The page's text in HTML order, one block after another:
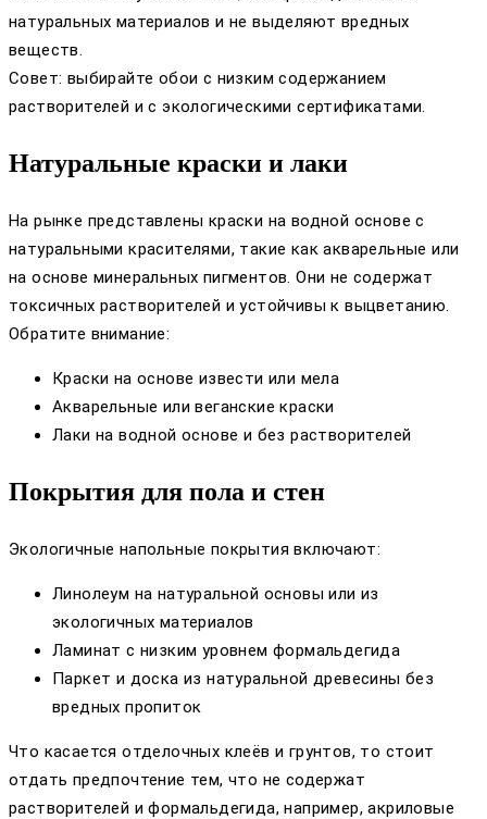
натуральных материалов и не выделяют вредных
веществ.
Совет: выбирайте обои с низким содержанием
растворителей и с экологическими сертификатами.
Натуральные краски и лаки
На рынке представлены краски на водной основе с
натуральными красителями, такие как акварельные или
на основе минеральных пигментов. Они не содержат
токсичных растворителей и устойчивы к выцветанию.
Обратите внимание:
Краски на основе извести или мела
Акварельные или веганские краски
Лаки на водной основе и без растворителей
Покрытия для пола и стен
Экологичные напольные покрытия включают:
Линолеум на натуральной основы или из
экологичных материалов
Ламинат с низким уровнем формальдегида
Паркет и доска из натуральной древесины без
вредных пропиток
Что касается отделочных клеёв и грунтов, то стоит
отдать предпочтение тем, что не содержат
растворителей и формальдегида, например, акриловые